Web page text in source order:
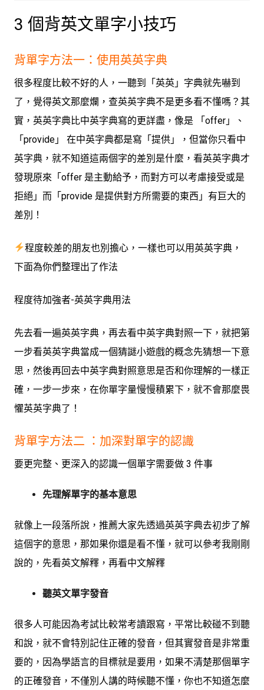
3 個背英文單字小技巧
背單字方法一：使用英英字典
很多程度比較不好的人，一聽到「英英」字典就先嚇到
了，覺得英文那麼爛，查英英字典不是更多看不懂嗎？其
實，英英字典比中英字典寫的更詳盡，像是 「offer」、
「provide」 在中英字典都是寫「提供」，但當你只看中
英字典，就不知道這兩個字的差別是什麼，看英英字典才
發現原來「offer 是主動給予，而對方可以考慮接受或是
拒絕」而「provide 是提供對方所需要的東西」有巨大的
差別！
程度較差的朋友也別擔心，一樣也可以用英英字典，
下面為你們整理出了作法
程度待加強者-英英字典用法
先去看一遍英英字典，再去看中英字典對照一下，就把第
一步看英英字典當成一個猜謎小遊戲的概念先猜想一下意
思，然後再回去中英字典對照意思是否和你理解的一樣正
確，一步一步來，在你單字量慢慢積累下，就不會那麼畏
懼英英字典了！
背單字方法二 ：加深對單字的認識
要更完整、更深入的認識一個單字需要做 3 件事
先理解單字的基本意思
就像上一段落所說，推薦大家先透過英英字典去初步了解
這個字的意思，那如果你還是看不懂，就可以參考我剛剛
說的，先看英文解釋，再看中文解釋
聽英文單字發音
很多人可能因為考試比較常考讀跟寫，平常比較碰不到聽
和說，就不會特別記住正確的發音，但其實發音是非常重
要的，因為學語言的目標就是要用，如果不清楚那個單字
的正確發音，不僅別人講的時候聽不懂，你也不知道怎麼